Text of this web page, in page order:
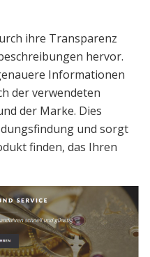
ihre Transparenz
hervor.
Informationen
der verwendeten
der Marke. Dies
und sorgt
finden, das Ihren